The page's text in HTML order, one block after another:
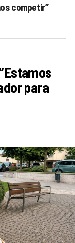
competir”
para